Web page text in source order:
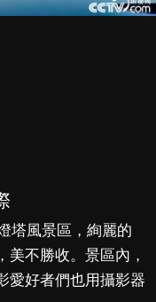
風景區，絢麗的
美不勝收。景區內，
愛好者們也用攝影器